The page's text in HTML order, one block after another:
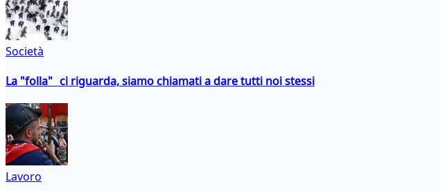
Società
La "folla" ci riguarda, siamo chiamati a dare tutti noi stessi
Lavoro